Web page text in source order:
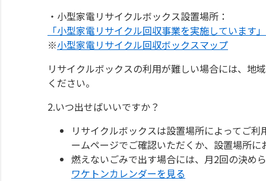
・小型家電リサイクルボックス設置場所：
「小型家電リサイクル回収事業を実施しています」
※小型家電リサイクル回収ボックスマップ
リサイクルボックスの利用が難しい場合には、地
ください。
2.いつ出せばいいですか？
リサイクルボックスは設置場所によってご
ームページでご確認いただくか、設置場所
燃えないごみで出す場合には、月2回の決め
ワケトンカレンダーを見る